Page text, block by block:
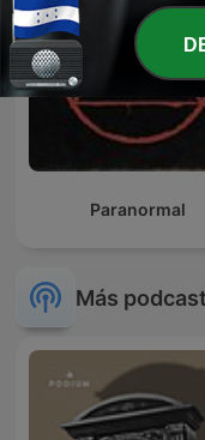
Paranormal
Más